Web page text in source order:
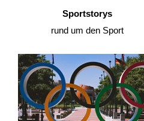
Sportstorys
rund um den Sport